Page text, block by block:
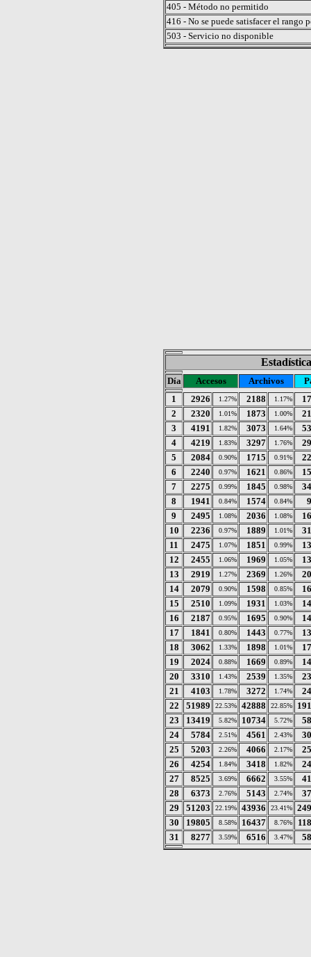
405 - Método no permitido
416 - No se puede satisfacer el rango
503 - Servicio no disponible
Día Accesos Archivos
1
2926 1.27% 2188 1.17%
2
2320 1.01% 1873 1.00%
3
4191 1.82% 3073 1.64%
4
4219 1.83% 3297 1.76%
5
2084 0.90% 1715 0.91%
6
2240 0.97% 1621 0.86%
7
2275 0.99% 1845 0.98%
8
1941 0.84% 1574 0.84%
9
2495 1.08% 2036 1.08%
10
2236 0.97% 1889 1.01%
11
2475 1.07% 1851 0.99%
12
2455 1.06% 1969 1.05%
13
2919 1.27% 2369 1.26%
14
2079 0.90% 1598 0.85%
15
2510 1.09% 1931 1.03%
16
2187 0.95% 1695 0.90%
17
1841 0.80% 1443 0.77%
18
3062 1.33% 1898 1.01%
19
2024 0.88% 1669 0.89%
20
3310 1.43% 2539 1.35%
21
4103 1.78% 3272 1.74%
22
51989 22.53% 42888 22.85%
23
13419 5.82% 10734 5.72%
24
5784 2.51% 4561 2.43%
25
5203 2.26% 4066 2.17%
26
4254 1.84% 3418 1.82%
27
8525 3.69% 6662 3.55%
28
6373 2.76% 5143 2.74%
29
51203 22.19% 43936 23.41%
30
19805 8.58% 16437 8.76%
31
8277 3.59% 6516 3.47%